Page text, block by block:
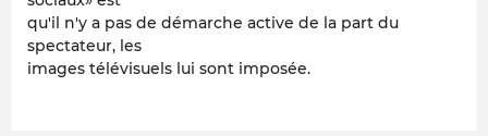
qu'il n'y a pas de démarche active de la part du
spectateur, les
images télévisuels lui sont imposée.